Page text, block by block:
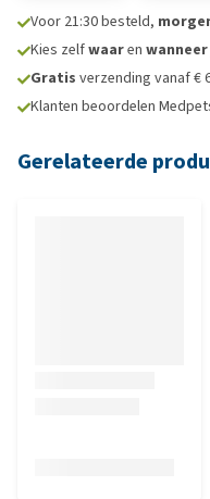
Voor 21:30 besteld,
Kies zelfwaaren wanneer
Gratis verzending vanaf €
Klanten beoordelen
Gerelateerde